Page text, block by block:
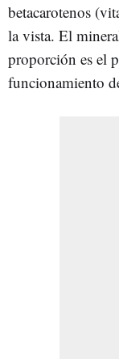
betacarotenos
la vista. El
proporción es el
funcionamiento